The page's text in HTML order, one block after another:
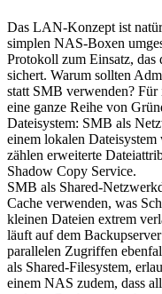
Das LAN-Konzept ist
simplen NAS-Boxen
Protokoll zum Einsatz, das
sichert. Warum sollten
statt SMB verwenden?
eine ganze Reihe von
Dateisystem: SMB als
einem lokalen
zählen erweiterte
Shadow Copy Service.
SMB als Shared-
Cache verwenden, was
kleinen Dateien extrem
läuft auf dem
parallelen Zugriffen
als Shared-Filesystem,
einem NAS zudem, dass